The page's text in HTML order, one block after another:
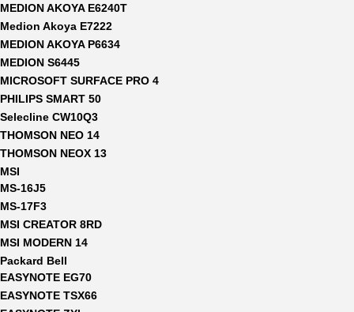
MEDION AKOYA E6240T
Medion Akoya E7222
MEDION AKOYA P6634
MEDION S6445
MICROSOFT SURFACE PRO 4
PHILIPS SMART 50
Selecline CW10Q3
THOMSON NEO 14
THOMSON NEOX 13
MSI
MS-16J5
MS-17F3
MSI CREATOR 8RD
MSI MODERN 14
Packard Bell
EASYNOTE EG70
EASYNOTE TSX66